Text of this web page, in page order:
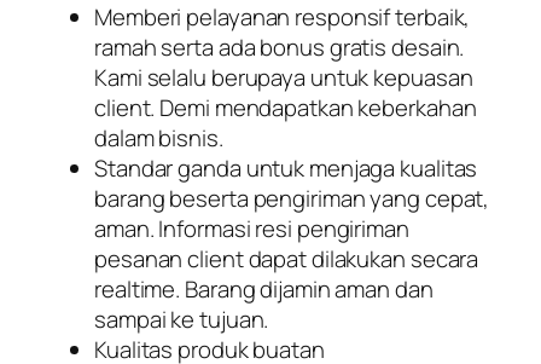
Memberi pelayanan responsif terbaik,
ramah serta ada bonus gratis desain.
Kami selalu berupaya untuk kepuasan
client. Demi mendapatkan keberkahan
dalam bisnis.
Standar ganda untuk menjaga kualitas
barang beserta pengiriman yang cepat,
aman. Informasi resi pengiriman
pesanan client dapat dilakukan secara
realtime. Barang dijamin aman dan
sampai ke tujuan.
Kualitas produk buatan